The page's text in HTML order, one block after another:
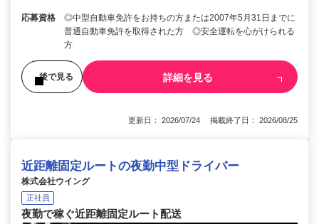
応募資格
◎中型自動車免許をお持ちの方または2007年5月31日までに
普通自動車免許を取得された方 ◎安全運転を心がけられる
方
後で見る 詳細を見る
更新日： 2026/07/24 掲載終了日： 2026/08/25
近距離固定ルートの夜勤中型ドライバー
株式会社ウイング
正社員
夜勤で稼ぐ近距離固定ルート配送